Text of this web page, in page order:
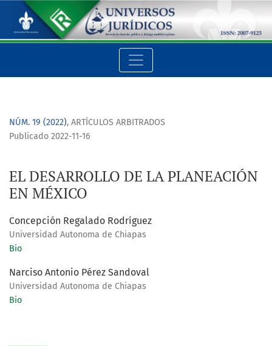
EL DESARROLLO DE LA PLANEACIÓN EN MÉXICO
NÚM. 19 (2022), ARTÍCULOS ARBITRADOS
EL DESARROLLO DE LA PLANEACIÓN
EN MÉXICO
Publicado 2022-11-16
Concepción Regalado Rodríguez
Universidad Autonoma de Chiapas
Bio
Narciso Antonio Pérez Sandoval
Universidad Autonoma de Chiapas
Bio